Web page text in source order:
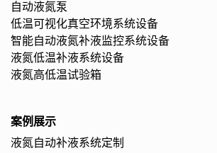
自动液氮泵
低温可视化真空环境系统设备
智能自动液氮补液监控系统设备
液氮低温补液系统设备
液氮高低温试验箱
案例展示
液氮自动补液系统定制